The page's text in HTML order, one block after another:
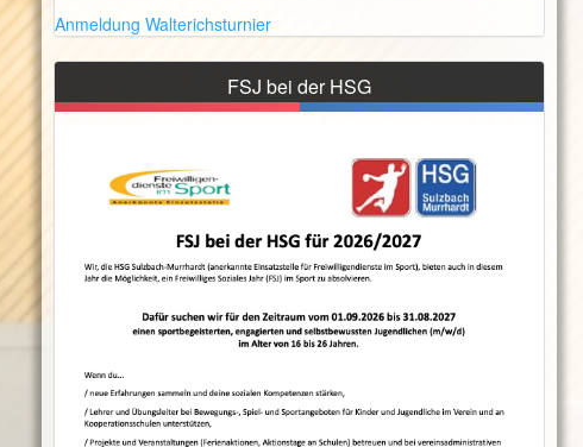
Anmeldung Walterichsturnier
FSJ bei der HSG